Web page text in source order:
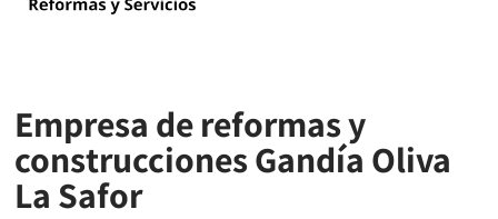
Empresa de reformas y
construcciones Gandía Oliva
La Safor